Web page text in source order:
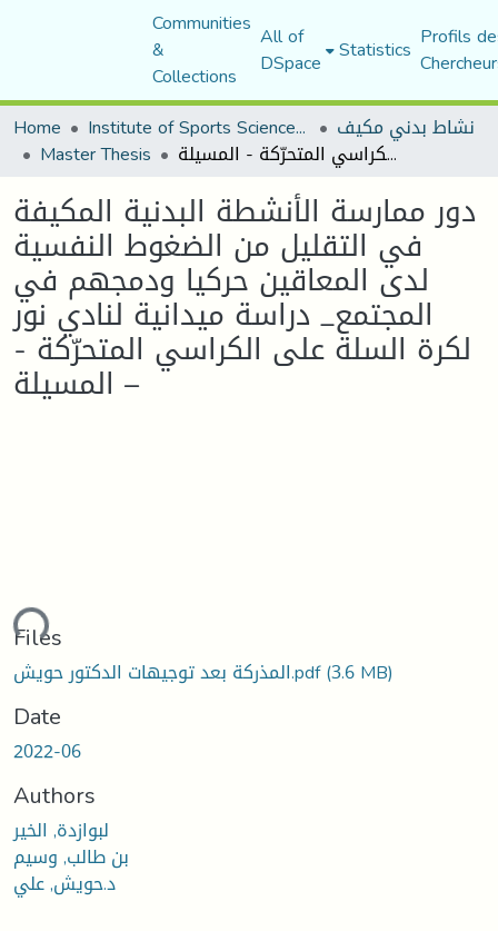
Communities
&
Collections
All of
DSpace Statistics Profils
Home
Institute of Sports Sciences and Techniques نشاط بدني مكيف
Master Thesis دور ممارسة الأنشطة البدنية المكيفة في التقليل من الضغوط النفسية لدى المعاقين حركيا ودمجهم في المجتمع_ دراسة ميدانية لنادي نور لكرة السلة على الكراسي المتحرّكة - المسيلة –
دور ممارسة الأنشطة البدنية المكيفة
في التقليل من الضغوط النفسية
لدى المعاقين حركيا ودمجهم في
المجتمع_ دراسة ميدانية لنادي نور
لكرة السلة على الكراسي المتحرّكة -
المسيلة –
Loading...
Files
المذركة بعد توجيهات الدكتور حويش.pdf(3.6 MB)
Date
2022-06
Authors
لبوازدة, الخير
بن طالب, وسيم
د.حويش, علي